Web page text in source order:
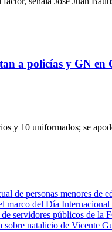
a policías y GN en
y 10 uniformados; se
de personas menores de
marco del Día Internacional
servidores públicos de la
sobre natalicio de Vicente